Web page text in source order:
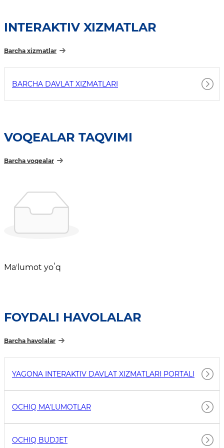
INTERAKTIV XIZMATLAR
Barcha xizmatlar
BARCHA DAVLAT XIZMATLARI
VOQEALAR TAQVIMI
Barcha voqealar
Maʼlumot yoʻq
FOYDALI HAVOLALAR
Barcha havolalar
YAGONA INTERAKTIV DAVLAT XIZMATLARI PORTALI
OCHIQ MAʼLUMOTLAR
OCHIQ BUDJET